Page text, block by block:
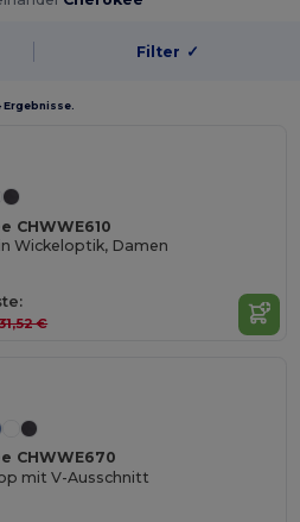
Filter ✓
Ergebnisse.
CHWWE610
Wickeloptik, Damen
€
CHWWE670
mit V-Ausschnitt